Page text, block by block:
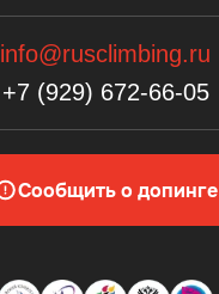
info@rusclimbing.ru
+7 (929) 672-66-05
Сообщить о допинге